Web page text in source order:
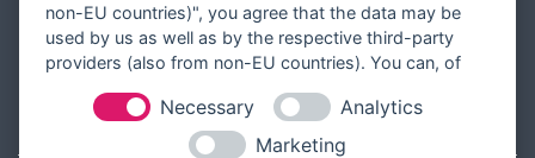
Ratgeber
Unsere Partner
non-EU countries)", you agree that the data may be
used by us as well as by the respective third-party
providers (also from non-EU countries). You can, of
Necessary
Analytics
Marketing